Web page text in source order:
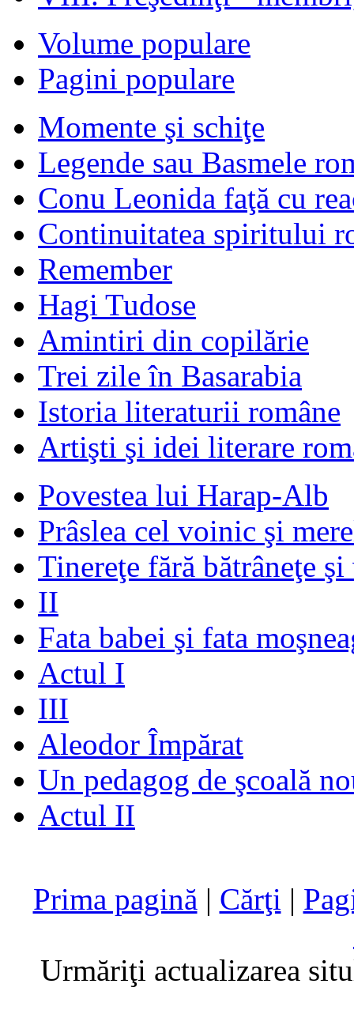
Volume populare
Pagini populare
Momente şi schiţe
Legende sau Basmele
Conu Leonida faţă cu
Continuitatea spiritului
Remember
Hagi Tudose
Amintiri din copilărie
Trei zile în Basarabia
Istoria literaturii române
Artişti şi idei literare
Povestea lui Harap-Alb
Prâslea cel voinic şi
Tinereţe fără bătrâneţe
II
Fata babei şi fata
Actul I
III
Aleodor Împărat
Un pedagog de şcoală
Actul II
Prima pagină | Cărţi |
Urmăriţi actualizarea